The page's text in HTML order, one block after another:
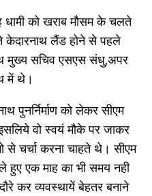
को खराब मौसम के चलते
केदारनाथ लैंड होने से पहले
मुख्य सचिव एसएस संधु,अपर
में थे।
पुनर्निर्माण को लेकर सीएम
वो स्वयं मौके पर जाकर
से चर्चा करना चाहते थे। सीएम
हुए एक माह का भी समय नही
कर व्यवस्थायें बेहतर बनाने